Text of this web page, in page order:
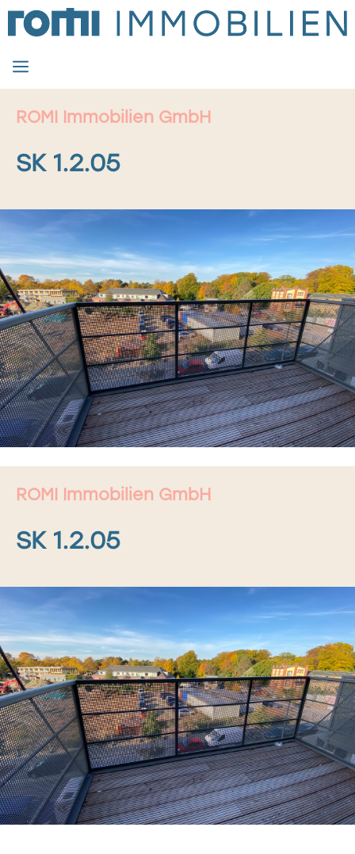
Zum
Inhalt
springen
MENÜ
ROMI Immobilien GmbH
SK 1.2.05
ROMI Immobilien GmbH
SK 1.2.05